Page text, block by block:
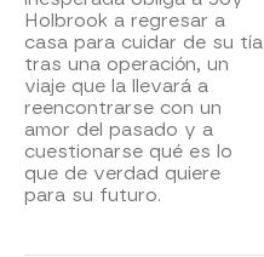
Holbrook a regresar a
casa para cuidar de su tía
tras una operación, un
viaje que la llevará a
reencontrarse con un
amor del pasado y a
cuestionarse qué es lo
que de verdad quiere
para su futuro.